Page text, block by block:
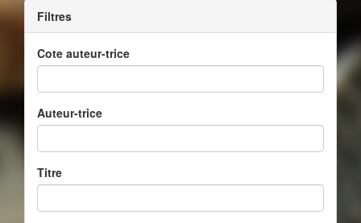
Filtres
Cote auteur-trice
Auteur-trice
Titre